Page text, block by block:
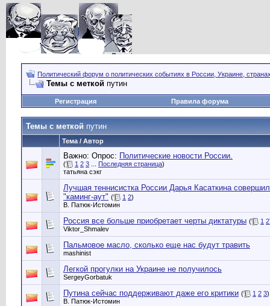
Политический форум о политических событиях в России, Украине,
Темы с меткой путин
Регистрация Правила форума
Темы с меткой путин
Тема / Автор
Важно: Опрос: Политические новости России.
( 1 2 3 Последняя страница)
татьяна сэкг
Лучшая теннисистка России Дарья Касаткина
"каминг-аут" ( 1 2)
В. Патюк-Истомин
Россия все больше приобретает черты диктатуры ( 1 2
Viktor_Shmalev
Пальмовое масло, сколько еще нас будут травить
mashinist
Легкой прогулки на Украине не получилось
SergeyGorbatuk
Путина сейчас поддерживают даже его критики ( 1 2 3)
В. Патюк-Истомин